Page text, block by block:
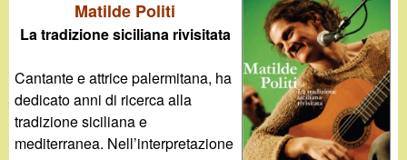
a
n
d
c
e
Matilde Politi
La tradizione siciliana rivisitata
Cantante e attrice palermitana, ha
dedicato anni di ricerca alla
tradizione siciliana e
mediterranea. Nell’interpretazione